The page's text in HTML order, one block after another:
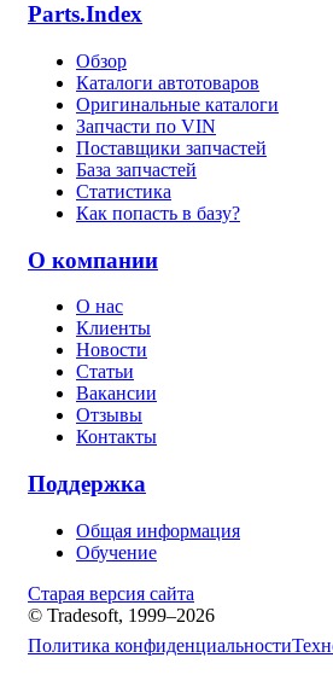
Parts.Index
Обзор
Каталоги автотоваров
Оригинальные каталоги
Запчасти по VIN
Поставщики запчастей
База запчастей
Статистика
Как попасть в базу?
О компании
О нас
Клиенты
Новости
Статьи
Вакансии
Отзывы
Контакты
Поддержка
Общая информация
Обучение
Старая версия сайта
© Tradesoft, 1999–2026
Политика конфиденциальности